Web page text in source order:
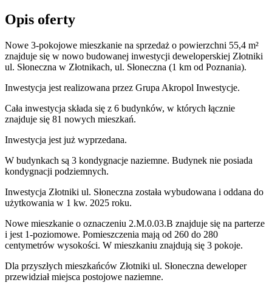
Opis oferty
Nowe 3-pokojowe mieszkanie na sprzedaż o powierzchni 55,4 m²
znajduje się w nowo budowanej inwestycji deweloperskiej Złotniki
ul. Słoneczna w Złotnikach, ul. Słoneczna (1 km od Poznania).
Inwestycja jest realizowana przez Grupa Akropol Inwestycje.
Cała inwestycja składa się z 6 budynków, w których łącznie
znajduje się 81 nowych mieszkań.
Inwestycja jest już wyprzedana.
W budynkach są 3 kondygnacje naziemne. Budynek nie posiada
kondygnacji podziemnych.
Inwestycja Złotniki ul. Słoneczna została wybudowana i oddana do
użytkowania w 1 kw. 2025 roku.
Nowe mieszkanie o oznaczeniu 2.M.0.03.B znajduje się na parterze
i jest 1-poziomowe. Pomieszczenia mają od 260 do 280
centymetrów wysokości. W mieszkaniu znajdują się 3 pokoje.
Dla przyszłych mieszkańców Złotniki ul. Słoneczna deweloper
przewidziałmiejsca postojowe naziemne.